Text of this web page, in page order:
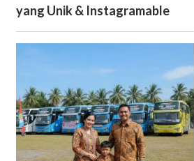
yang Unik & Instagramable